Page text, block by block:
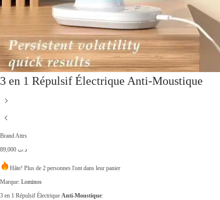
3 en 1 Répulsif Électrique Anti-Moustique
Brand Attrs
د.ت
Hâte! Plus de 2 personnes l'ont dans leur panier
Marque: Lominos
3 en 1 Répulsif Électrique Anti-Moustique: